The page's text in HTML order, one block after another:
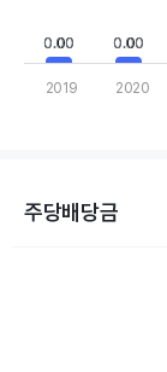
0.00
0.00 0.00
0.00
2019 2020
주당배당금
The chart has 1 X
The chart has 1